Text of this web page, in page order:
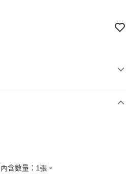
含數量：1張。